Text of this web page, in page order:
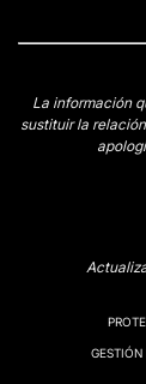
La información
sustituir la